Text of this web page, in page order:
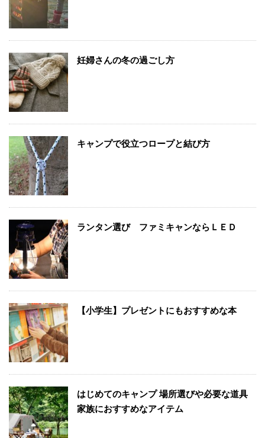
妊婦さんの冬の過ごし方
キャンプで役立つロープと結び方
ランタン選び ファミキャンならＬＥＤ
【小学生】プレゼントにもおすすめな本
はじめてのキャンプ 場所選びや必要な道具
家族におすすめなアイテム